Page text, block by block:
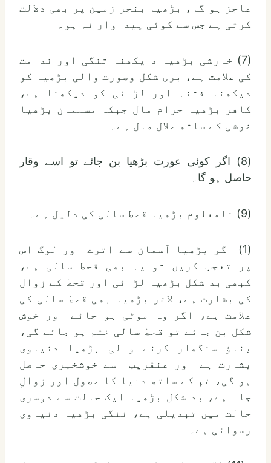
عاجز ہو گا، بڑھیا بنجر زمین پر بھی دلالت
کرتی ہے جس سے کوئی پیداوار نہ ہو۔
(7) خارشی بڑھیا د یکھنا تنگی اور ندامت
کی علامت ہے، بری شکل وصورت والی بڑھیا کو
دیکھنا فتنہ اور لڑائی کو دیکھنا ہے،
کافر بڑھیا حرام مال جبکہ مسلمان بڑھیا
خوشی کے ساتھ حلال مال ہے۔
(8) اگر کوئی عورت بڑھیا بن جائے تو اسے وقار
حاصل ہو گا۔
(9) نامعلوم بڑھیا قحط سالی کی دلیل ہے۔
(1) اگر بڑھیا آسمان سے اترے اور لوگ اس
پر تعجب کریں تو یہ بھی قحط سالی ہے،
کبھی بد شکل بڑھیا لڑائی اور قحط کے زوال
کی بشارت ہے، لاغر بڑھیا بھی قحط سالی کی
علامت ہے، اگر وہ موٹی ہو جائے اور خوش
شکل بن جائے تو قحط سالی ختم ہو جائے گی،
بناؤ سنگھار کرنے والی بڑھیا دنیاوی
بشارت ہے اور عنقریب اسے خوشخبری حاصل
ہو گی، غم کے ساتھ دنیا کا حصول اور زوالِ
جاہ ہے، بد شکل بڑھیا ایک حالت سے دوسری
حالت میں تبدیلی ہے، ننگی بڑھیا دنیاوی
رسوائی ہے۔